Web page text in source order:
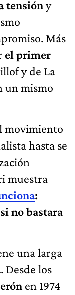
tensióny
Más
el primer
y de La
un mismo
movimiento
hasta se
muestra
:
no bastara
una larga
. Desde los
en 1974